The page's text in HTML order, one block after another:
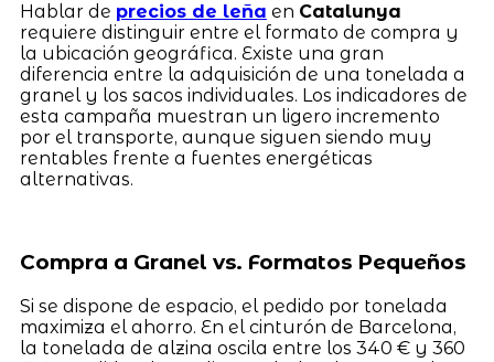
Hablar de precios de leña en Catalunya
requiere distinguir entre el formato de compra y
la ubicación geográfica. Existe una gran
diferencia entre la adquisición de una tonelada a
granel y los sacos individuales. Los indicadores de
esta campaña muestran un ligero incremento
por el transporte, aunque siguen siendo muy
rentables frente a fuentes energéticas
alternativas.
Compra a Granel vs. Formatos Pequeños
Si se dispone de espacio, el pedido por tonelada
maximiza el ahorro. En el cinturón de Barcelona,
la tonelada de alzina oscila entre los 340 € y 360